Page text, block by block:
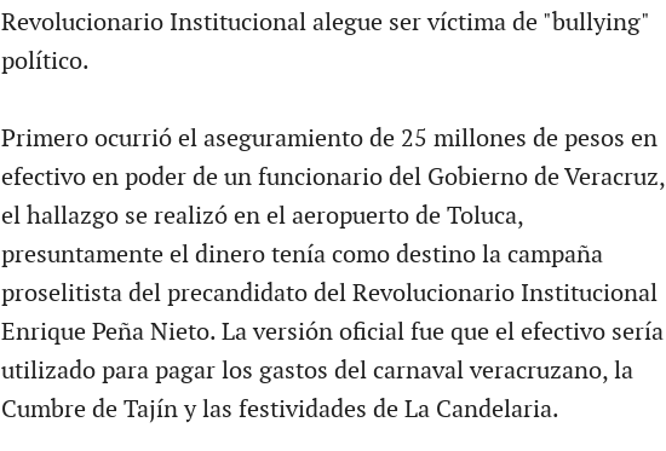
Revolucionario Institucional alegue ser víctima de "bullying"
político.
Primero ocurrió el aseguramiento de 25 millones de pesos en
efectivo en poder de un funcionario del Gobierno de Veracruz,
el hallazgo se realizó en el aeropuerto de Toluca,
presuntamente el dinero tenía como destino la campaña
proselitista del precandidato del Revolucionario Institucional
Enrique Peña Nieto. La versión oficial fue que el efectivo sería
utilizado para pagar los gastos del carnaval veracruzano, la
Cumbre de Tajín y las festividades de La Candelaria.